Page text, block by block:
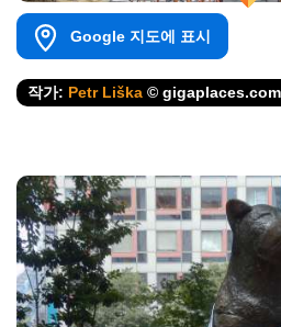
Google 지도에 표시
작가: Petr Liška © gigaplaces.com